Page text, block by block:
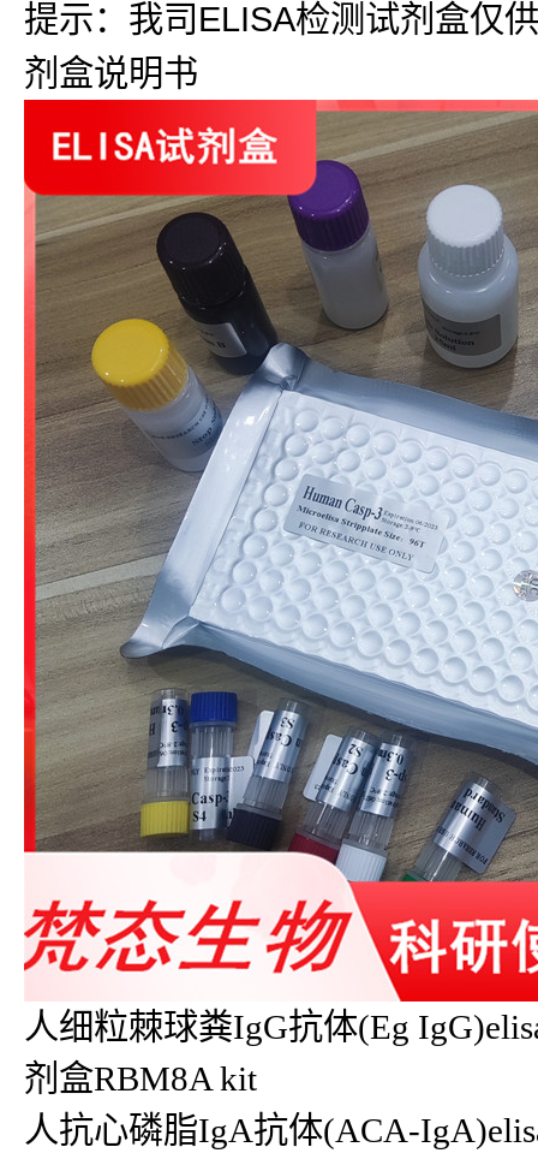
提示：我司ELISA检测试剂盒仅
剂盒说明书
人细粒棘球粪IgG抗体(Eg
剂盒RBM8A kit
人抗心磷脂IgA抗体(ACA-